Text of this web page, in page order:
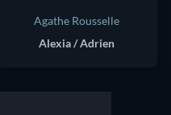
Agathe Rousselle
Alexia / Adrien